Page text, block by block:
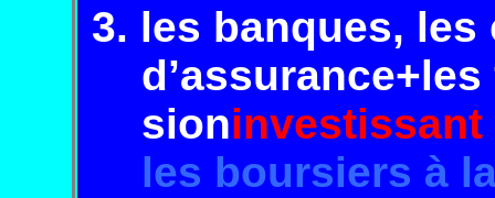
3. les banques, les
d’assurance+les
sioninvestissant
les boursiers à